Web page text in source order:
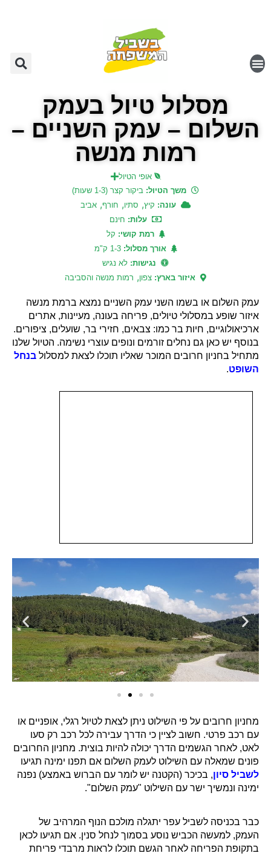
מסלול טיול בעמק
השלום – עמק השניים –
רמות מנשה
אופי הטיול
משך הטיול: ביקור קצר (1-3 שעות)
עונה: קיץ, סתיו, חורף, אביב
עלות: חינם
רמת קושי: קל
אורך מסלול:1-3 ק"מ
נגישות: לא נגיש
איזור בארץ: צפון, רמות מנשה והסביבה
עמק השלום או בשמו השני עמק השניים נמצא ברמת מנשה
איזור שופע במסלולי טיולים, פריחה בעונה, מעיינות, אתרים
ארכיאולוגיים, חיות בר כמו: צבאים, חזירי בר, שועלים, ציפורים.
בנוסף יש כאן גם נחלים זורמים ונופים עוצרי נשימה. הטיול שלנו
מתחיל בחניון חרובים המוכר שאליו תוכלו לצאת למסלול בנחל
השופט.
מחניון חרובים על פי השילוט ניתן לצאת לטיול רגלי, אופניים או
עם רכב פרטי. חשוב לציין כי הדרך עבירה לכל רכב רק סעו
לאט, לאחר הגשמים הדרך יכולה להיות בוצית. מחניון החרובים
פונים שמאלה עם השילוט לעמק השלום אם תפנו ימינה תגיעו
לשביל סיון, בכיכר (הקטנה יש לומר עם הברוש באמצע) נפנה
ימינה ונמשיך ישר עם השילוט "עמק השלום".
כבר בכניסה לשביל עפר יתגלה מולכם הנוף המרהיב של
העמק, למעשה הכביש נוסע בסמוך לנחל סנין. אם תגיעו לכאן
בתקופת הפריחה לאחר הגשם תוכלו לראות מרבדי פריחת